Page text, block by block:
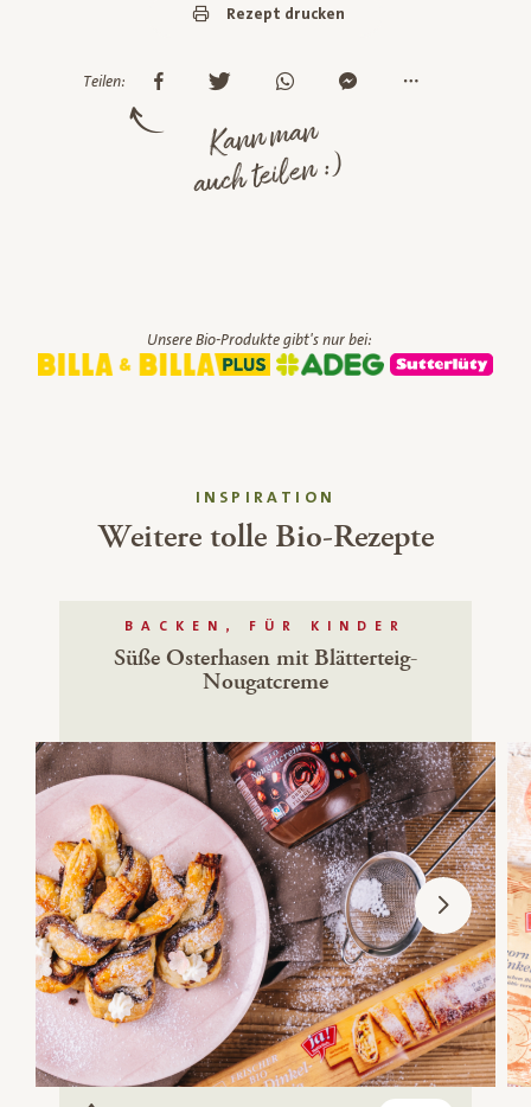
Rezept drucken
Teilen:
Kann man
auch teilen :)
Unsere Bio-Produkte gibt's nur bei:
INSPIRATION
Weitere tolle Bio-Rezepte
BACKEN, FÜR KINDER
Süße Osterhasen mit Blätterteig-
Nougatcreme